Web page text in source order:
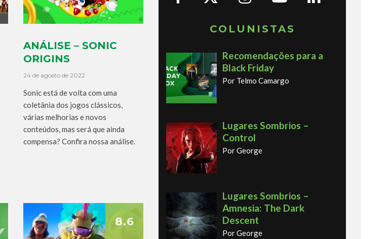
ANÁLISE – SONIC
ORIGINS
24 de agosto de 2022
Sonic está de volta com uma
coletânia dos jogos clássicos,
várias melhorias e novos
conteúdos, mas será que ainda
compensa? Confira nossa análise.
8.6
COLUNISTAS
Recomendações para a
Black Friday
Por Telmo Camargo
Lugares Sombrios –
Control
Por George
Lugares Sombrios –
Amnesia: The Dark
Descent
Por George